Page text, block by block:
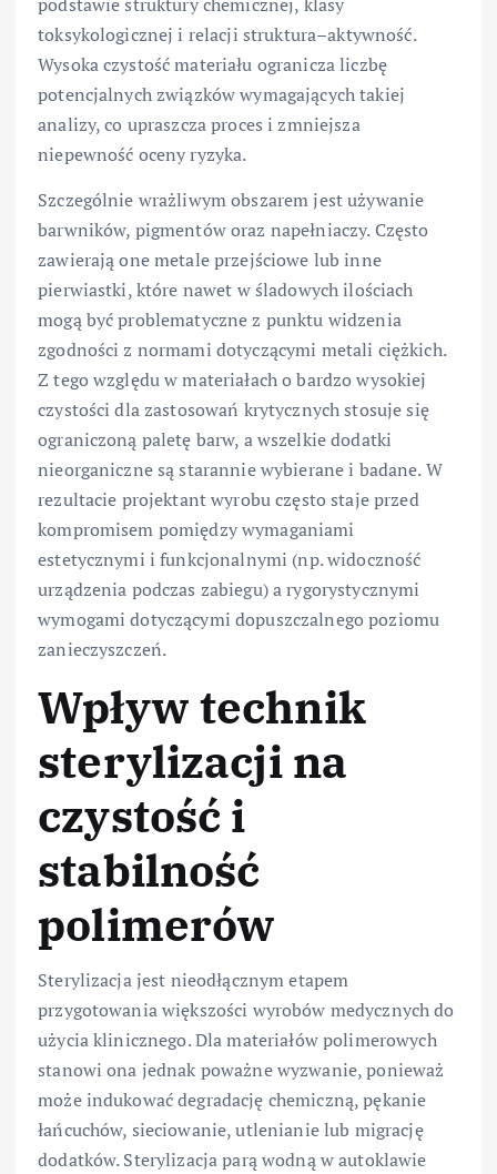
toksykologicznej i relacji struktura–aktywność.
Wysoka czystość materiału ogranicza liczbę
potencjalnych związków wymagających takiej
analizy, co upraszcza proces i zmniejsza
niepewność oceny ryzyka.
Szczególnie wrażliwym obszarem jest używanie
barwników, pigmentów oraz napełniaczy. Często
zawierają one metale przejściowe lub inne
pierwiastki, które nawet w śladowych ilościach
mogą być problematyczne z punktu widzenia
zgodności z normami dotyczącymi metali ciężkich.
Z tego względu w materiałach o bardzo wysokiej
czystości dla zastosowań krytycznych stosuje się
ograniczoną paletę barw, a wszelkie dodatki
nieorganiczne są starannie wybierane i badane. W
rezultacie projektant wyrobu często staje przed
kompromisem pomiędzy wymaganiami
estetycznymi i funkcjonalnymi (np. widoczność
urządzenia podczas zabiegu) a rygorystycznymi
wymogami dotyczącymi dopuszczalnego poziomu
zanieczyszczeń.
Wpływ technik
sterylizacji na
czystość i
stabilność
polimerów
Sterylizacja jest nieodłącznym etapem
przygotowania większości wyrobów medycznych do
użycia klinicznego. Dla materiałów polimerowych
stanowi ona jednak poważne wyzwanie, ponieważ
może indukować degradację chemiczną, pękanie
łańcuchów, sieciowanie, utlenianie lub migrację
dodatków. Sterylizacja parą wodną w autoklawie